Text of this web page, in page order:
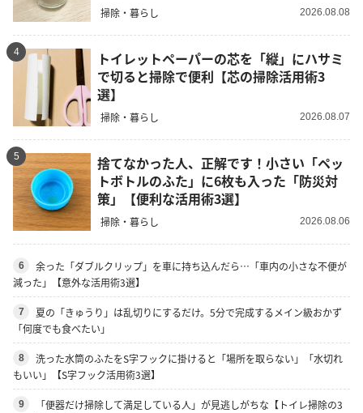
掃除・暮らし 2026.08.08
4
トイレットペーパーの芯を「縦」にハサミ
で切ると掃除で便利【芯の掃除活用術3
選】
掃除・暮らし 2026.08.07
5
捨てなかった人、正解です！小さい「ペッ
トボトルのふた」に6枚も入った「防災対
策」【便利な活用術3選】
掃除・暮らし 2026.08.06
6
余った「ダブルクリップ」を車に持ち込んだら…「車内の小さな不便が
減った」【意外な活用術3選】
7
夏の「きゅうり」は乱切りにするだけ。5分で完成するメイン級おかず
「何度でも食べたい」
8
洗った水筒のふたをS字フックに掛けると「場所を取らない」「水切れ
もいい」【S字フック活用術3選】
9
「便器だけ掃除して満足している人」が見逃しがちな【トイレ掃除の3